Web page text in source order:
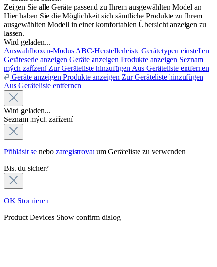
Zeigen Sie alle Geräte passend zu Ihrem ausgewählten Model an
Hier haben Sie die Möglichkeit sich sämtliche Produkte zu Ihrem
ausgewählten Modell in einer komfortablen Übersicht anzeigen zu
lassen.
Wird geladen...
Auswahlboxen-Modus ABC-Herstellerleiste Gerätetypen einstellen
Geräteserie anzeigen Geräte anzeigen Produkte anzeigen Seznam
mých zařízení Zur Geräteliste hinzufügen Aus Geräteliste entfernen
Geräte anzeigen Produkte anzeigen Zur Geräteliste hinzufügen
Aus Geräteliste entfernen
Wird geladen...
Seznam mých zařízení
Přihlásit se nebo zaregistrovat um Geräteliste zu verwenden
Bist du sicher?
OK Stornieren
Product Devices Show confirm dialog